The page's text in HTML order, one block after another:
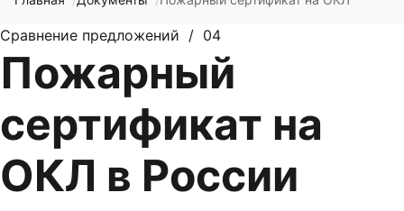
Сравнение предложений / 04
Пожарный
сертификат на
ОКЛ в России